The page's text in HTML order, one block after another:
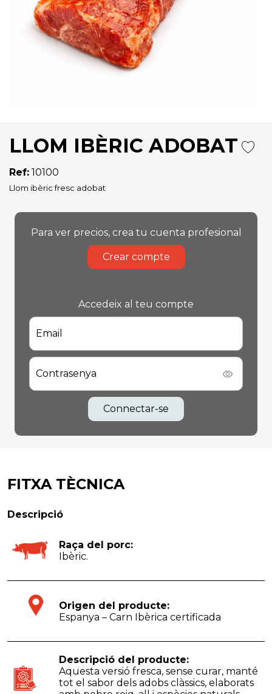
LLOM IBÈRIC ADOBAT
Ref: 10100
Llom ibèric fresc adobat
Para ver precios, crea tu cuenta profesional
Crear compte
Accedeix al teu compte
Email
Contrasenya
Connectar-se
FITXA TÈCNICA
Descripció
Raça del porc:
Ibèric.
Origen del producte:
Espanya – Carn Ibèrica certificada
Descripció del producte:
Aquesta versió fresca, sense curar, manté
tot el sabor dels adobs clàssics, elaborats